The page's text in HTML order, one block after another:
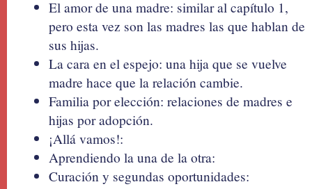
El amor de una madre: similar al capítulo 1,
pero esta vez son las madres las que hablan de
sus hijas.
La cara en el espejo: una hija que se vuelve
madre hace que la relación cambie.
Familia por elección: relaciones de madres e
hijas por adopción.
¡Allá vamos!:
Aprendiendo la una de la otra:
Curación y segundas oportunidades: